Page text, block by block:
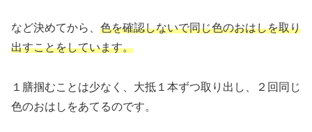
など決めてから、 色を確認しないで同じ色のおはしを取り
出すことをしています。
１膳掴むことは少なく、大抵１本ずつ取り出し、２回同じ
色のおはしをあてるのです。